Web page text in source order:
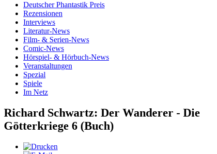
Deutscher Phantastik Preis
Rezensionen
Interviews
Literatur-News
Film- & Serien-News
Comic-News
Hörspiel- & Hörbuch-News
Veranstaltungen
Spezial
Spiele
Im Netz
Richard Schwartz: Der Wanderer - Die
Götterkriege 6 (Buch)